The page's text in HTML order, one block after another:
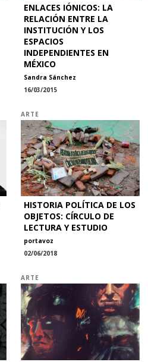
ENLACES IÓNICOS: LA
RELACIÓN ENTRE LA
INSTITUCIÓN Y LOS
ESPACIOS
INDEPENDIENTES EN
MÉXICO
Sandra Sánchez
16/03/2015
ARTE
HISTORIA POLÍTICA DE LOS
OBJETOS: CÍRCULO DE
LECTURA Y ESTUDIO
portavoz
02/06/2018
ARTE